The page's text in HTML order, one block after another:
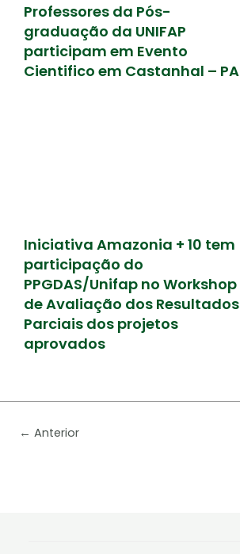
Professores da Pós-
graduação da UNIFAP
participam em Evento
Cientifico em Castanhal – PA
Iniciativa Amazonia + 10 tem
participação do
PPGDAS/Unifap no Workshop
de Avaliação dos Resultados
Parciais dos projetos
aprovados
← Anterior